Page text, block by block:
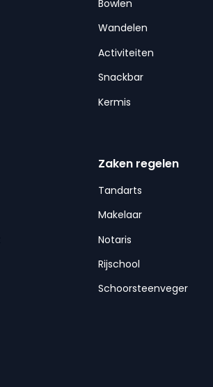
Bowlen
Wandelen
Activiteiten
Snackbar
Kermis
Zaken regelen
Tandarts
Makelaar
Notaris
Rijschool
Schoorsteenveger